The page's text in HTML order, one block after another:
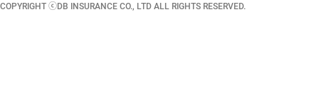
COPYRIGHT ⓒDB INSURANCE CO., LTD ALL RIGHTS RESERVED.